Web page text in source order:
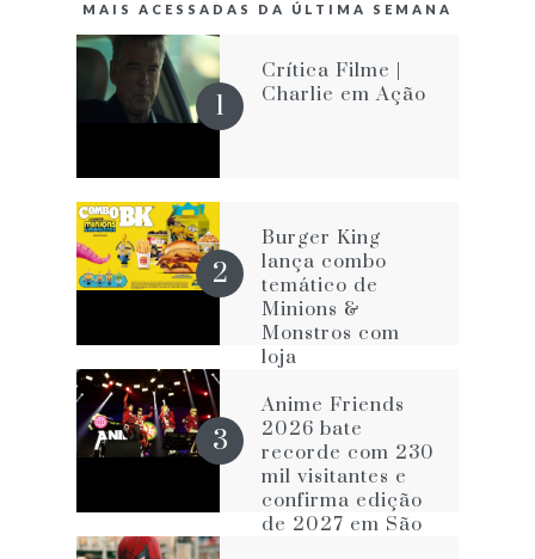
MAIS ACESSADAS DA ÚLTIMA SEMANA
Crítica Filme |
Charlie em Ação
Burger King
lança combo
temático de
Minions &
Monstros com
loja
Avenida Paulista
Anime Friends
2026 bate
recorde com 230
mil visitantes e
confirma edição
de 2027 em São